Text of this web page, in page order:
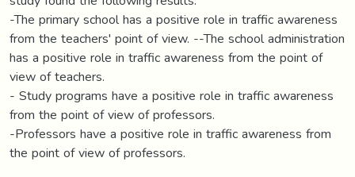
-The primary school has a positive role in traffic awareness
from the teachers' point of view. --The school administration
has a positive role in traffic awareness from the point of
view of teachers.
- Study programs have a positive role in traffic awareness
from the point of view of professors.
-Professors have a positive role in traffic awareness from
the point of view of professors.